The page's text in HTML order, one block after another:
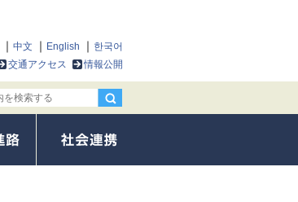
中文 English
한국어
交通アクセス 情報公開